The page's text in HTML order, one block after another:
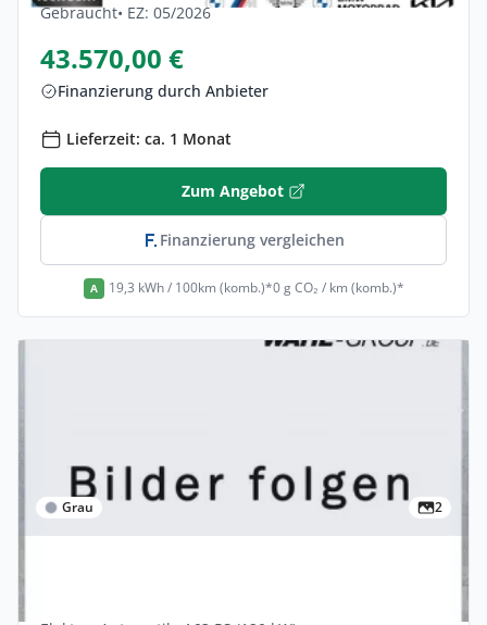
Gebraucht• EZ: 05/2026
43.570,00 €
Finanzierung durch Anbieter
Lieferzeit: ca. 1 Monat
Zum Angebot
Finanzierung vergleichen
A 19,3 kWh / 100km (komb.)*0 g CO₂ / km (komb.)*
Grau 2